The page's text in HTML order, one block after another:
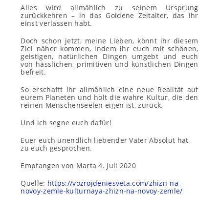
Alles wird allmählich zu seinem Ursprung
zurückkehren – in das Goldene Zeitalter, das ihr
einst verlassen habt.
Doch schon jetzt, meine Lieben, könnt ihr diesem
Ziel näher kommen, indem ihr euch mit schönen,
geistigen, natürlichen Dingen umgebt und euch
von hässlichen, primitiven und künstlichen Dingen
befreit.
So erschafft ihr allmählich eine neue Realität auf
eurem Planeten und holt die wahre Kultur, die den
reinen Menschenseelen eigen ist, zurück.
Und ich segne euch dafür!
Euer euch unendlich liebender Vater Absolut hat
zu euch gesprochen.
Empfangen von Marta 4. Juli 2020
Quelle: https://vozrojdeniesveta.com/zhizn-na-
novoy-zemle-kulturnaya-zhizn-na-novoy-zemle/